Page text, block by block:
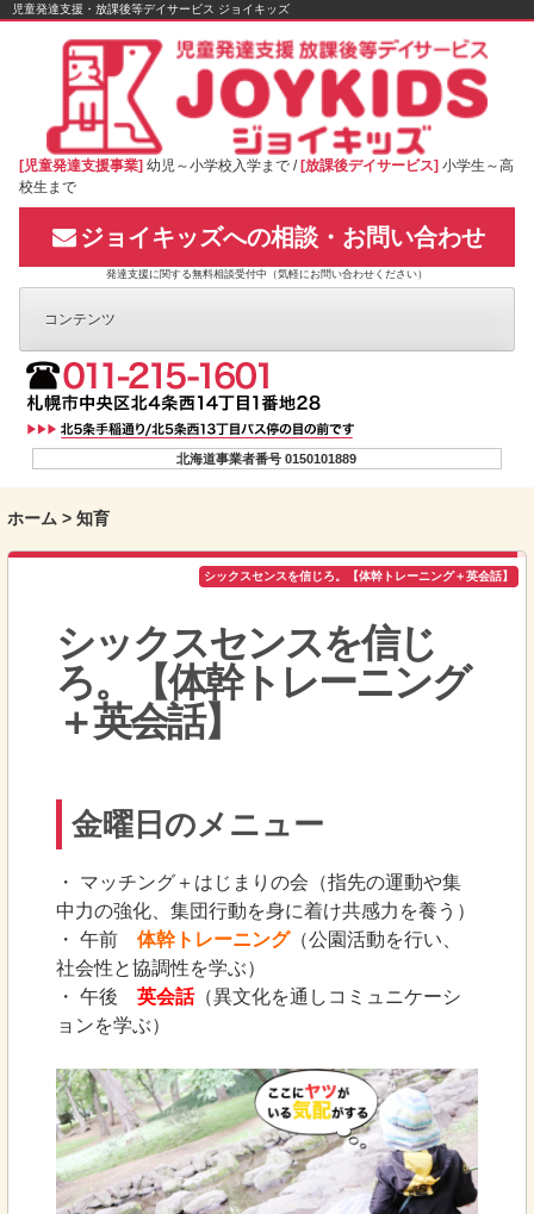
Skip
児童発達支援・放課後等デイサービス ジョイキッズ
[児童発達支援事業] 幼児～小学校入学まで / [放課後デイサービス] 小学生～高
校生まで
ジョイキッズへの相談・お問い合わせ
発達支援に関する無料相談受付中（気軽にお問い合わせください）
コンテンツ
北海道事業者番号 0150101889
ホーム > 知育
シックスセンスを信じろ。【体幹トレーニング＋英会話】
シックスセンスを信じ
ろ。【体幹トレーニング
＋英会話】
金曜日のメニュー
・ マッチング＋はじまりの会（指先の運動や集
中力の強化、集団行動を身に着け共感力を養う）
・ 午前 体幹トレーニング（公園活動を行い、
社会性と協調性を学ぶ）
・ 午後 英会話（異文化を通しコミュニケーシ
ョンを学ぶ）